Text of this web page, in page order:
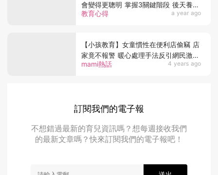
教育心得 a year ago
會變得更聰明 掌握3關鍵階段 後天養成
高IQ小孩
mami熱話 4 years ago
【小孩教育】女童慣性在便利店偷竊 店
家竟不報警 暖心處理手法反引網民激
議：只是縱容？！
訂閱我們的電子報
不想錯過最新的育兒資訊嗎？想每週接收我們
的最新文章嗎？快來訂閱我們的電子報吧！